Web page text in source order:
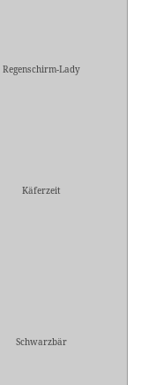
Regenschirm-Lady
Käferzeit
Schwarzbär